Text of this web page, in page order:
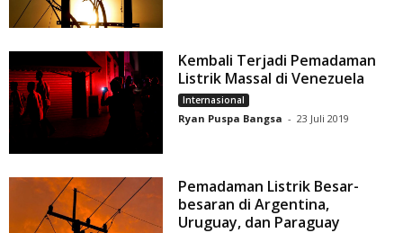
Kembali Terjadi Pemadaman
Listrik Massal di Venezuela
Internasional
Ryan Puspa Bangsa - 23 Juli 2019
Pemadaman Listrik Besar-
besaran di Argentina,
Uruguay, dan Paraguay